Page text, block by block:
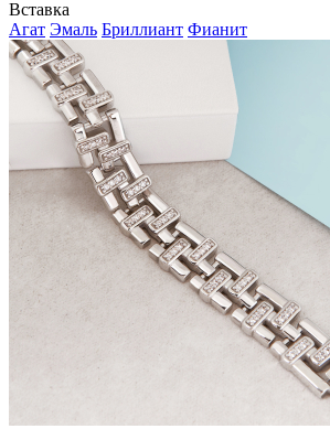
Вставка
Агат Эмаль Бриллиант Фианит